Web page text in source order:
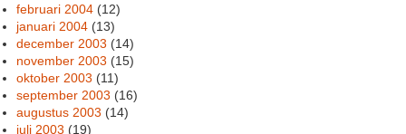
februari 2004 (12)
januari 2004 (13)
december 2003 (14)
november 2003 (15)
oktober 2003 (11)
september 2003 (16)
augustus 2003 (14)
juli 2003 (19)